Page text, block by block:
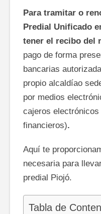
Para tramitar o
Predial Unificado
tener el recibo del
pago de forma
bancarias
propio alcaldíao
por medios
cajeros
financieros).
Aquí te
necesaria para
predial Piojó.
Tabla de